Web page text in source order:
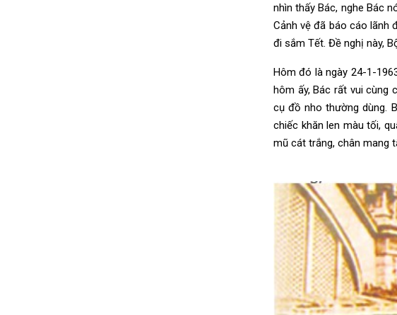
nhìn thấy Bác, nghe Bác
Cảnh vệ đã báo cáo lãnh
đi sắm Tết. Đề nghị này,
Hôm đó là ngày 24-1-
hôm ấy, Bác rất vui cùng
cụ đồ nho thường dùng.
chiếc khăn len màu tối,
mũ cát trắng, chân mang